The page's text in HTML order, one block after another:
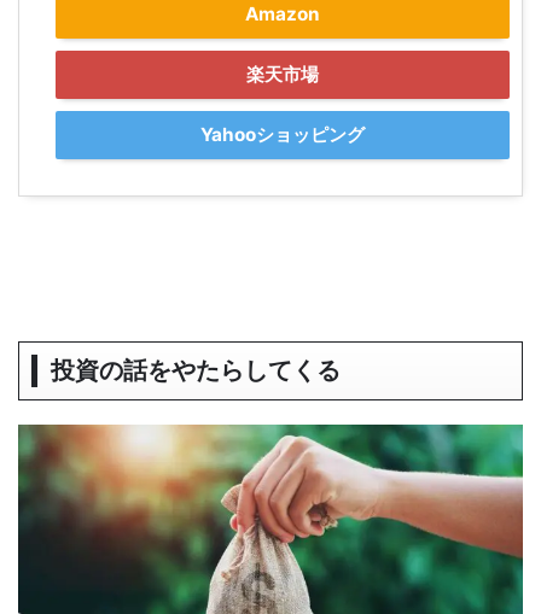
Amazon
楽天市場
Yahooショッピング
投資の話をやたらしてくる